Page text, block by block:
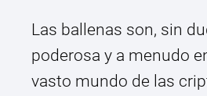
Las ballenas son, sin
poderosa y a menudo
vasto mundo de las